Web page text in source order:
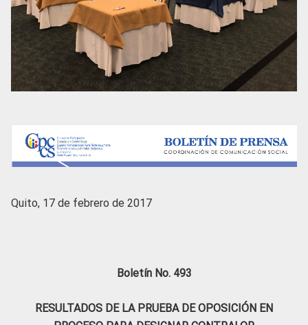
Quito, 17 de febrero de 2017
Boletín No. 493
RESULTADOS DE LA PRUEBA DE OPOSICIÓN EN